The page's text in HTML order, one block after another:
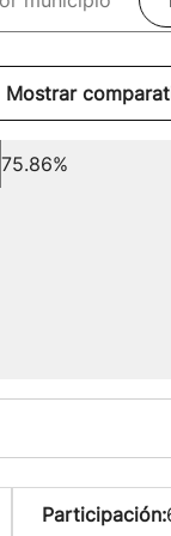
Mostrar
75.86%
Participación: